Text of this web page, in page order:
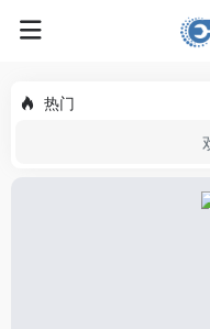
热门